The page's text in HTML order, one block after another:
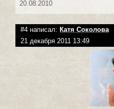
20.08.2010
#4 написал: Катя Соколова
21 декабря 2011 13:49